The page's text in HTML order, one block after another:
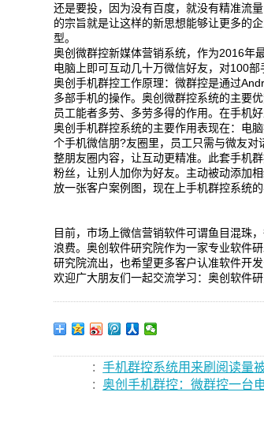
还是要投，因为没有百度，就没有精准流
的宗旨就是让这样的新思想能够让更多的
型。
奥创微群控新媒体营销系统，作为2016年
电脑上即可互动几十万微信好友，对100部
奥创手机群控工作原理：微群控是通过
多部手机的操作。奥创微群控系统的主要
员工能者多劳、多劳多得的作用。在手机
奥创手机群控系统的主要作用表现在：电
个手机微信朋?友圈里，员工只需与微友
整朋友圈内容，让互动更精准。此套手机
粉丝，让别人加你为好友。主动被动添加
放一张客户案例图，现在上手机群控系统
目前，市场上微信营销软件可谓鱼目混珠
浪费。奥创软件研究院作为一家专业软件
研究院流出，也希望更多客户认准软件开
欢迎广大朋友们一起交流学习：奥创软件
:
手机群控系统用来刷阅读量
:
奥创手机群控：微群控一台